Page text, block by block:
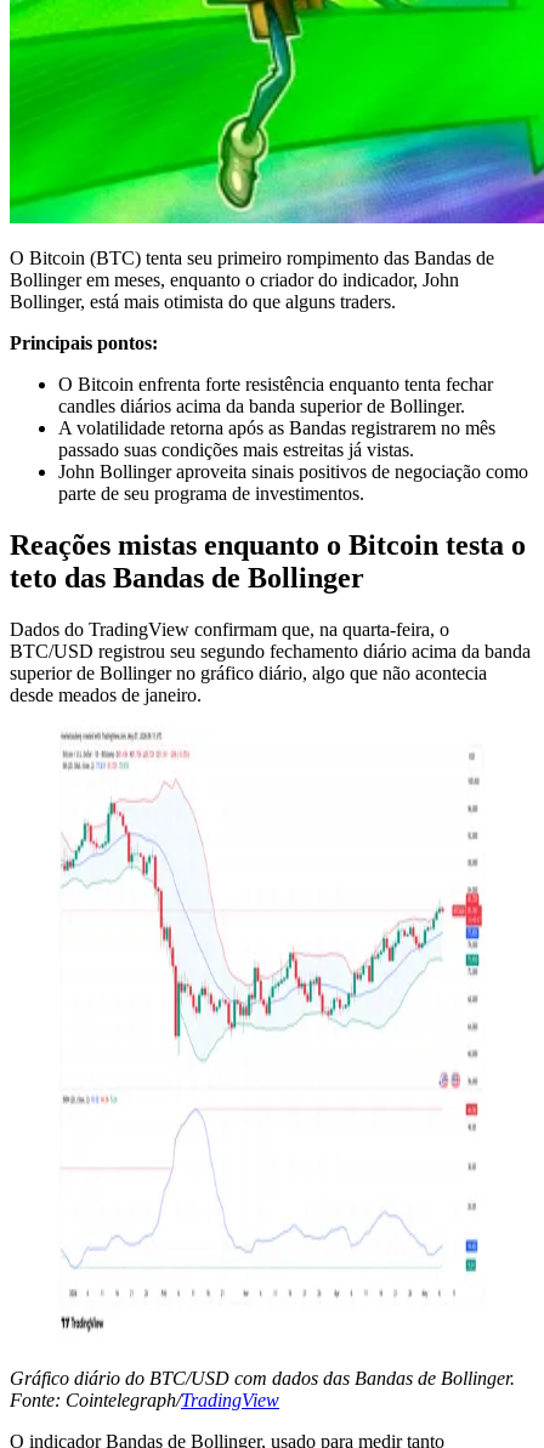
O Bitcoin (BTC) tenta seu primeiro rompimento das Bandas de
Bollinger em meses, enquanto o criador do indicador, John
Bollinger, está mais otimista do que alguns traders.
Principais pontos:
O Bitcoin enfrenta forte resistência enquanto tenta fechar
candles diários acima da banda superior de Bollinger.
A volatilidade retorna após as Bandas registrarem no mês
passado suas condições mais estreitas já vistas.
John Bollinger aproveita sinais positivos de negociação como
parte de seu programa de investimentos.
Reações mistas enquanto o Bitcoin testa o
teto das Bandas de Bollinger
Dados do TradingView confirmam que, na quarta-feira, o
BTC/USD registrou seu segundo fechamento diário acima da banda
superior de Bollinger no gráfico diário, algo que não acontecia
desde meados de janeiro.
Gráfico diário do BTC/USD com dados das Bandas de Bollinger.
Fonte: Cointelegraph/TradingView
O indicador Bandas de Bollinger, usado para medir tanto